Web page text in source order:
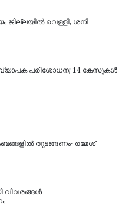
ജില്ലയിൽ വെള്ളി, ശനി
വ്യാപക പരിശോധന; 14 കേസുകൾ
തുടങ്ങണം- രമേശ്
വിവരങ്ങൾ